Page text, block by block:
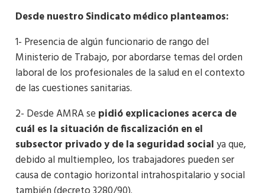
Desde nuestro Sindicato médico planteamos:
1- Presencia de algún funcionario de rango del
Ministerio de Trabajo, por abordarse temas del orden
laboral de los profesionales de la salud en el contexto
de las cuestiones sanitarias.
2- Desde AMRA se pidió explicaciones acerca de
cuál es la situación de fiscalización en el
subsector privado y de la seguridad socialya que,
debido al multiempleo, los trabajadores pueden ser
causa de contagio horizontal intrahospitalario y social